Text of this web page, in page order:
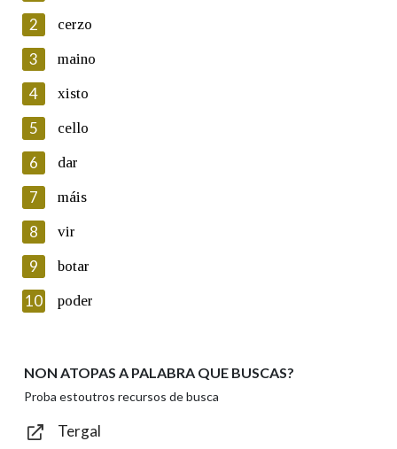
En cumprimento da normativa vixente en materia de
Protección de Datos de Carácter Persoal, a Real Academia
Galega informa a aqueles usuarios que faciliten o seu correo
electrónico, así como calquera outra información de carácter
persoal, que estes datos serán obxecto de tratamento
automatizado de carácter confidencial e incorporados aos seus
ficheiros informáticos. Así mesmo, os usuarios poderán exercer o
seu dereito de acceso, rectificación, oposición e cancelación dos
seus datos poñéndose en contacto connosco.
Lin e acepto as condicións da política de
Introduce o código que aparece na imaxe:
Texto de verificación
2 cerzo
3 maino
4 xisto
5 cello
6 dar
7 máis
8 vir
9 botar
10 poder
NON ATOPAS A PALABRA QUE BUSCAS?
Proba estoutros recursos de busca
Tergal